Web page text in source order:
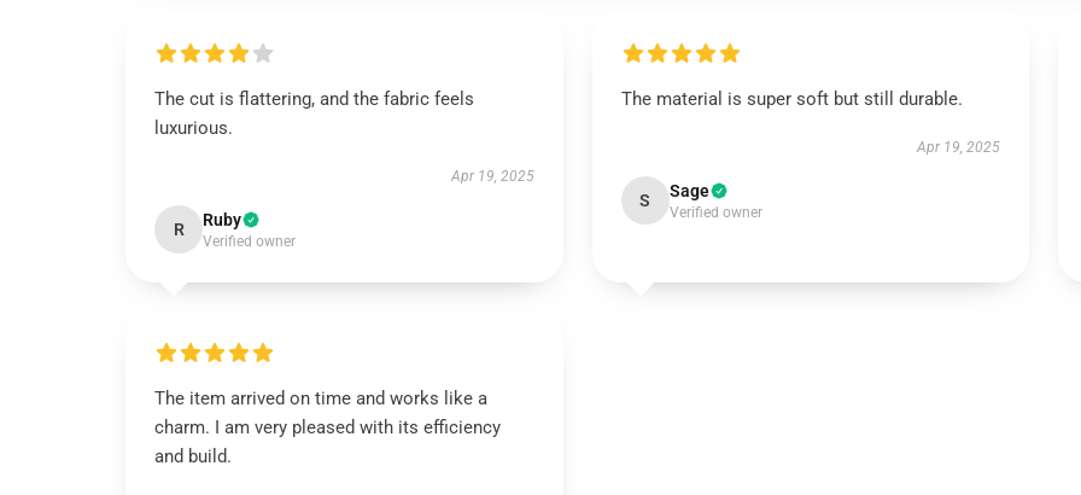
The cut is flattering, and the fabric feels
luxurious.
Apr 19, 2025
R Ruby
Verified owner
The material is super soft but still durable.
Apr 19, 2025
S Sage
Verified owner
The item arrived on time and works like a
charm. I am very pleased with its efficiency
and build.